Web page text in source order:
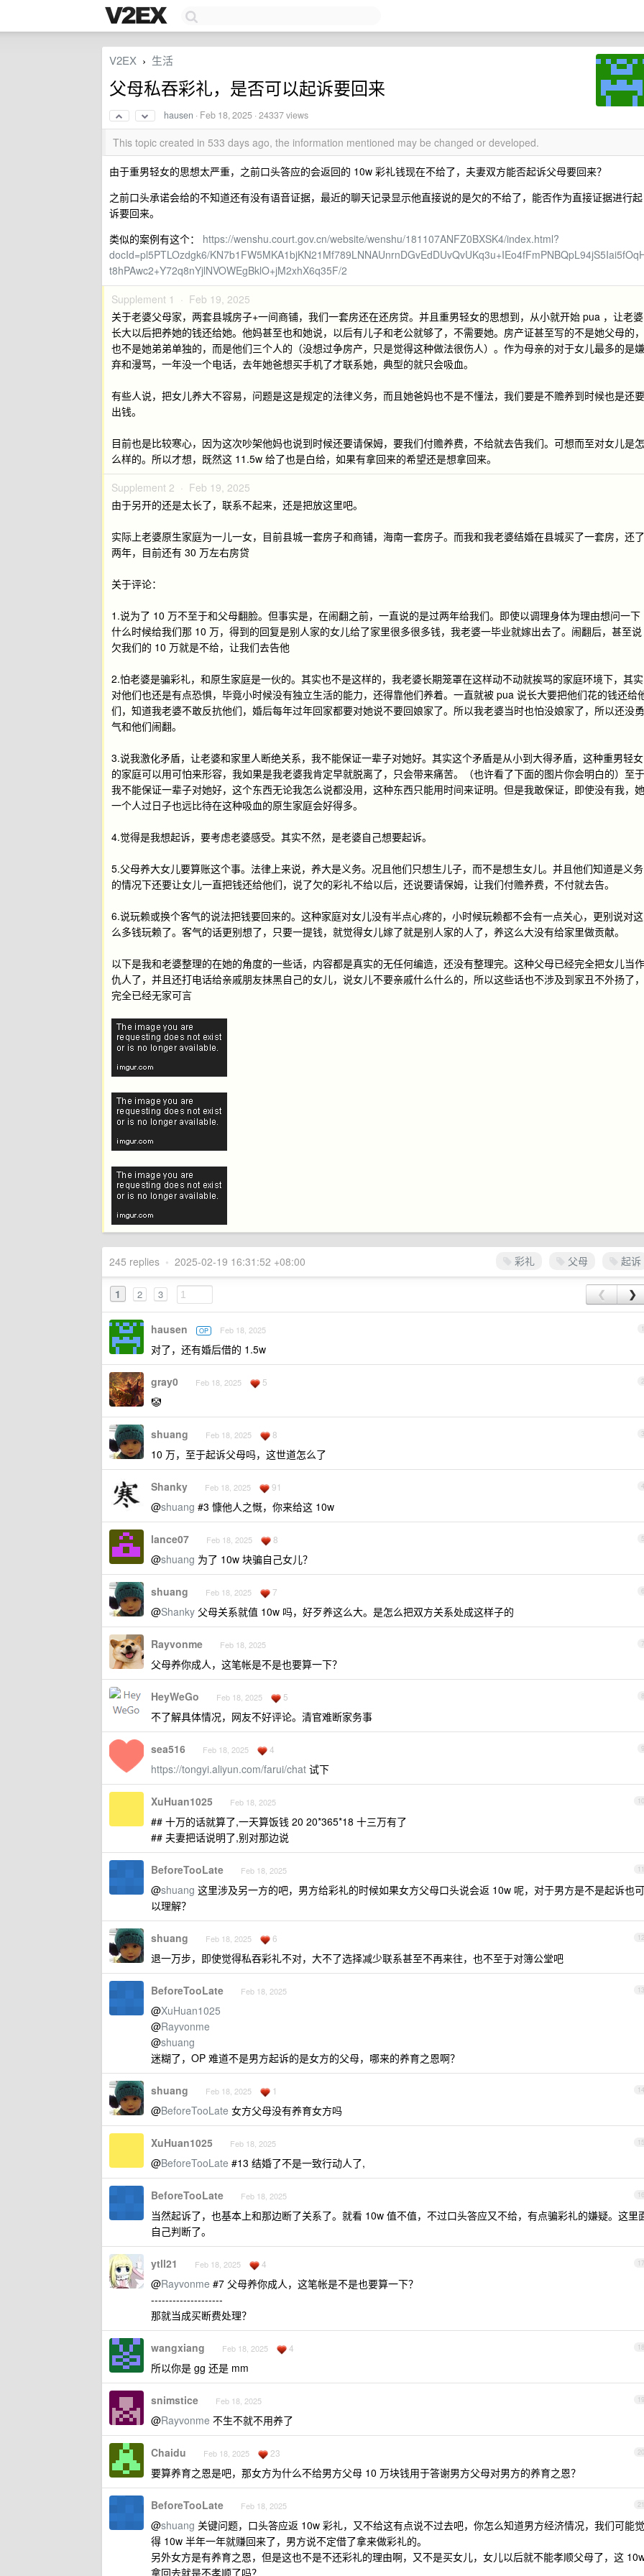
V2EX › 生活
父母私吞彩礼，是否可以起诉要回来
hausen · Feb 18, 2025 · 24337 views
This topic created in 533 days ago, the information mentioned may be changed or developed.
由于重男轻女的思想太严重，之前口头答应的会返回的 10w 彩礼钱现在不给了，夫妻双方能否起诉父母要回来？
之前口头承诺会给的不知道还有没有语音证据，最近的聊天记录显示他直接说的是欠的不给了，能否作为直接证据进行起
诉要回来。
类似的案例有这个： https://wenshu.court.gov.cn/website/wenshu/181107ANFZ0BXSK4/index.html?
docId=pl5PTLOzdgk6/
t8hPAwc2+Y72q8nYjlNVOWEgBklO+jM2xhX6q35F/2
Supplement 1 · Feb 19, 2025
关于老婆父母家，两套县城房子+一间商铺，我们一套房还在还房贷。并且重男轻女的思想到，从小就开始 pua ，让老婆
长大以后把养她的钱还给她。他妈甚至也和她说，以后有儿子和老公就够了，不需要她。房产证甚至写的不是她父母的，
也不是她弟弟单独的，而是他们三个人的（没想过争房产，只是觉得这种做法很伤人）。作为母亲的对于女儿最多的是嫌
弃和漫骂，一年没一个电话，去年她爸想买手机了才联系她，典型的就只会吸血。
有些人说，把女儿养大不容易，问题是这是规定的法律义务，而且她爸妈也不是不懂法，我们要是不赡养到时候也是还要
出钱。
目前也是比较寒心，因为这次吵架他妈也说到时候还要请保姆，要我们付赡养费，不给就去告我们。可想而至对女儿是怎
么样的。所以才想，既然这 11.5w 给了也是白给，如果有拿回来的希望还是想拿回来。
Supplement 2 · Feb 19, 2025
由于另开的还是太长了，联系不起来，还是把放这里吧。
实际上老婆原生家庭为一儿一女，目前县城一套房子和商铺，海南一套房子。而我和我老婆结婚在县城买了一套房，还了
两年，目前还有 30 万左右房贷
关于评论：
1.说为了 10 万不至于和父母翻脸。但事实是，在闹翻之前，一直说的是过两年给我们。即使以调理身体为理由想问一下
什么时候给我们那 10 万，得到的回复是别人家的女儿给了家里很多很多钱，我老婆一毕业就嫁出去了。闹翻后，甚至说
欠我们的 10 万就是不给，让我们去告他
2.怕老婆是骗彩礼，和原生家庭是一伙的。其实也不是这样的，我老婆长期笼罩在这样动不动就挨骂的家庭环境下，其实
对他们也还是有点恐惧，毕竟小时候没有独立生活的能力，还得靠他们养着。一直就被 pua 说长大要把他们花的钱还给
们，知道我老婆不敢反抗他们，婚后每年过年回家都要对她说不要回娘家了。所以我老婆当时也怕没娘家了，所以还没勇
气和他们闹翻。
3.说我激化矛盾，让老婆和家里人断绝关系，我不能保证一辈子对她好。其实这个矛盾是从小到大得矛盾，这种重男轻女
的家庭可以用可怕来形容，我如果是我老婆我肯定早就脱离了，只会带来痛苦。（也许看了下面的图片你会明白的）至于
我不能保证一辈子对她好，这个东西无论我怎么说都没用，这种东西只能用时间来证明。但是我敢保证，即使没有我，她
一个人过日子也远比待在这种吸血的原生家庭会好得多。
4.觉得是我想起诉，要考虑老婆感受。其实不然，是老婆自己想要起诉。
5.父母养大女儿要算账这个事。法律上来说，养大是义务。况且他们只想生儿子，而不是想生女儿。并且他们知道是义务
的情况下还要让女儿一直把钱还给他们，说了欠的彩礼不给以后，还说要请保姆，让我们付赡养费，不付就去告。
6.说玩赖或换个客气的说法把钱要回来的。这种家庭对女儿没有半点心疼的，小时候玩赖都不会有一点关心，更别说对这
么多钱玩赖了。客气的话更别想了，只要一提钱，就觉得女儿嫁了就是别人家的人了，养这么大没有给家里做贡献。
以下是我和老婆整理的在她的角度的一些话，内容都是真实的无任何编造，还没有整理完。这种父母已经完全把女儿当作
仇人了，并且还打电话给亲戚朋友抹黑自己的女儿，说女儿不要亲戚什么什么的，所以这些话也不涉及到家丑不外扬了，
完全已经无家可言
彩礼 父母 起诉
245 replies • 2025-02-19 16:31:52 +08:00
1 2 3 ❮ ❯
1
hausen OP Feb 18, 2025
对了，还有婚后借的 1.5w
2
gray0 Feb 18, 2025 5
🤡
3
shuang Feb 18, 2025 8
10 万，至于起诉父母吗，这世道怎么了
4
Shanky Feb 18, 2025 91
@shuang #3 慷他人之慨，你来给这 10w
5
lance07 Feb 18, 2025 8
@shuang 为了 10w 块骗自己女儿？
6
shuang Feb 18, 2025 7
@Shanky 父母关系就值 10w 吗，好歹养这么大。是怎么把双方关系处成这样子的
7
Rayvonme Feb 18, 2025
父母养你成人，这笔帐是不是也要算一下？
8
HeyWeGo Feb 18, 2025 5
不了解具体情况，网友不好评论。清官难断家务事
9
sea516 Feb 18, 2025 4
https://tongyi.aliyun.com/farui/chat 试下
10
XuHuan1025 Feb 18, 2025
## 十万的话就算了,一天算饭钱 20 20*365*18 十三万有了
## 夫妻把话说明了,别对那边说
11
BeforeTooLate Feb 18, 2025
@shuang 这里涉及另一方的吧，男方给彩礼的时候如果女方父母口头说会返 10w 呢，对于男方是不是起诉也可
以理解？
12
shuang Feb 18, 2025 6
退一万步，即使觉得私吞彩礼不对，大不了选择减少联系甚至不再来往，也不至于对簿公堂吧
13
BeforeTooLate Feb 18, 2025
@XuHuan1025
@Rayvonme
@shuang
迷糊了，OP 难道不是男方起诉的是女方的父母，哪来的养育之恩啊？
14
shuang Feb 18, 2025 1
@BeforeTooLate 女方父母没有养育女方吗
15
XuHuan1025 Feb 18, 2025
@BeforeTooLate #13 结婚了不是一致行动人了,
16
BeforeTooLate Feb 18, 2025
当然起诉了，也基本上和那边断了关系了。就看 10w 值不值，不过口头答应又不给，有点骗彩礼的嫌疑。这里
自己判断了。
17
ytll21 Feb 18, 2025 4
@Rayvonme #7 父母养你成人，这笔帐是不是也要算一下？
--------------------
那就当成买断费处理？
18
wangxiang Feb 18, 2025 4
所以你是 gg 还是 mm
19
snimstice Feb 18, 2025
@Rayvonme 不生不就不用养了
20
Chaidu Feb 18, 2025 23
要算养育之恩是吧，那女方为什么不给男方父母 10 万块钱用于答谢男方父母对男方的养育之恩？
21
BeforeTooLate Feb 18, 2025
@shuang 关键问题，口头答应返 10w 彩礼，又不给这有点说不过去吧，你怎么知道男方经济情况，我们可能觉
得 10w 半年一年就赚回来了，男方说不定借了拿来做彩礼的。
另外女方是有养育之恩，但是这也不是不还彩礼的理由啊，又不是买女儿，女儿以后就不能孝顺父母了，这
拿回去就是不孝顺了吗？